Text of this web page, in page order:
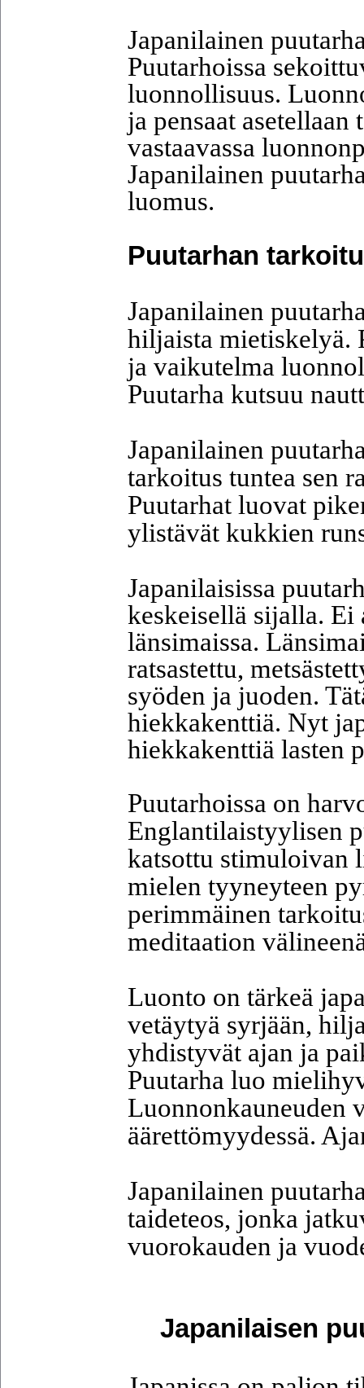
Japanilainen
Puutarhoissa
luonnollisuus.
ja pensaat
vastaavassa
Japanilainen
luomus.
Puutarhan
Japanilainen
hiljaista mietiskelyä.
ja vaikutelma
Puutarha kutsuu
Japanilainen
tarkoitus tuntea sen
Puutarhat luovat
ylistävät kukkien
Japanilaisissa
keskeisellä sijalla. Ei
länsimaissa.
ratsastettu,
syöden ja juoden.
hiekkakenttiä. Nyt
hiekkakenttiä lasten
Puutarhoissa on
Englantilaistyylisen
katsottu stimuloivan
mielen tyyneyteen
perimmäinen
meditaation
Luonto on tärkeä
vetäytyä syrjään,
yhdistyvät ajan ja
Puutarha luo
Luonnonkauneuden
äärettömyydessä.
Japanilainen
taideteos, jonka
vuorokauden ja
Japanilaisen